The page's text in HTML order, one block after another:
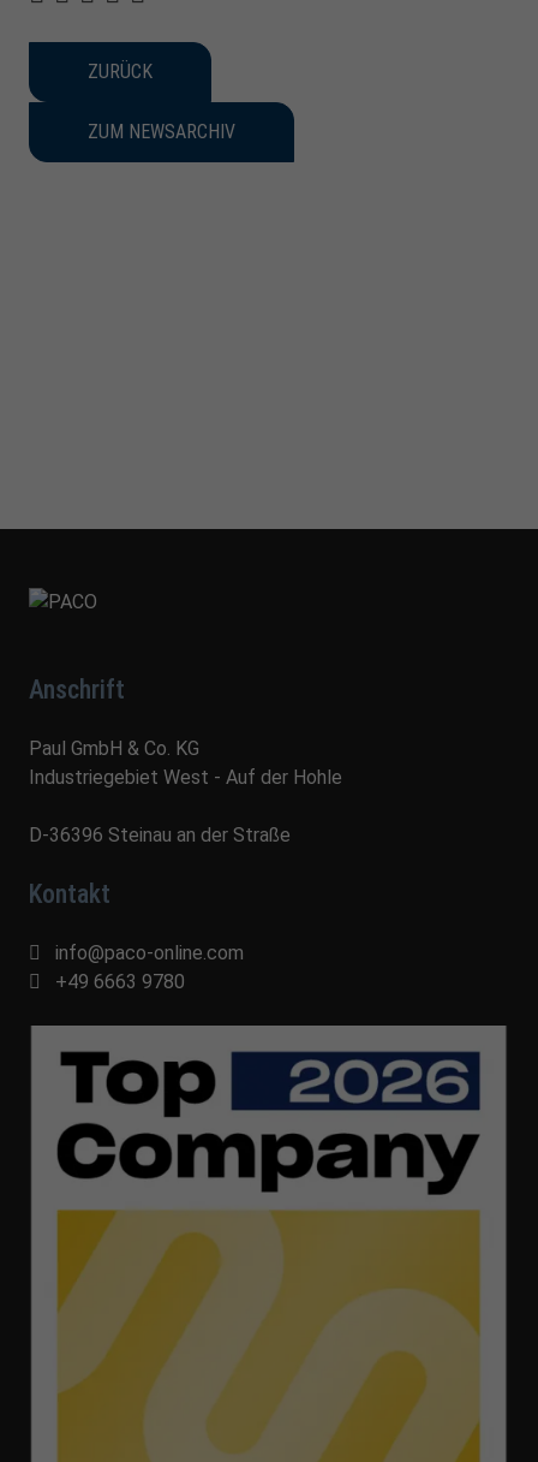
ZURÜCK
ZUM NEWSARCHIV
Anschrift
Paul GmbH & Co. KG
Industriegebiet West - Auf der Hohle
D-36396 Steinau an der Straße
Kontakt
info@paco-online.com
+49 6663 9780